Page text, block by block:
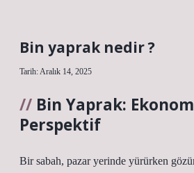
Bin yaprak nedir ?
Tarih: Aralık 14, 2025
Bin Yaprak:
Perspektif
Bir sabah, pazar yerinde yürürken